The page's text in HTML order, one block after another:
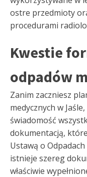
ostre przedmioty
procedurami
Kwestie
odpadów
Zanim zaczniesz
medycznych w
świadomość
dokumentacją,
Ustawą o
istnieje szereg
właściwie